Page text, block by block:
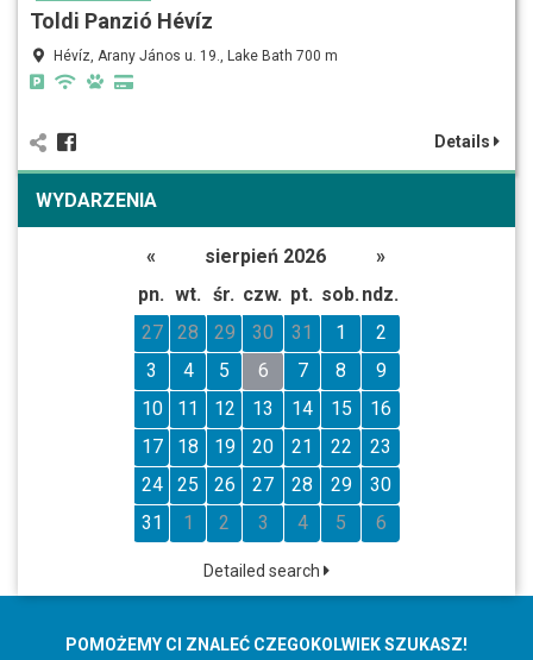
Toldi Panzió Hévíz
Hévíz, Arany János u. 19., Lake Bath 700 m
Details
WYDARZENIA
« sierpień 2026
»
pn. wt. śr. czw. pt. sob. ndz.
27
28 29 30 31 1
2
3
4 5 6 7 8
9
10
11 12 13 14 15
16
17
18 19 20 21 22
23
24
25 26 27 28 29
30
31
1 2 3 4 5 6
Detailed search
POMOŻEMY CI ZNALEĆ CZEGOKOLWIEK SZUKASZ!